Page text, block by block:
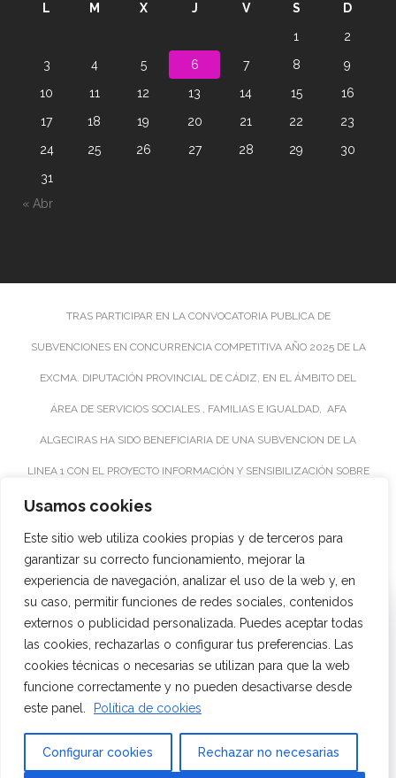
Usamos cookies
Este sitio web utiliza cookies propias y de terceros para
garantizar su correcto funcionamiento, mejorar la
experiencia de navegación, analizar el uso de la web y, en
su caso, permitir funciones de redes sociales, contenidos
externos o publicidad personalizada. Puedes aceptar todas
las cookies, rechazarlas o configurar tus preferencias. Las
cookies técnicas o necesarias se utilizan para que la web
funcione correctamente y no pueden desactivarse desde
este panel.
Política de cookies
Configurar cookies Rechazar no necesarias
L M X J V S
D
1
2
3
4 5 6 7 8
9
10
11 12 13 14 15
16
17
18 19 20 21 22
23
24
25 26 27 28 29
30
31
« Abr
TRAS PARTICIPAR EN LA CONVOCATORIA PUBLICA DE
SUBVENCIONES EN CONCURRENCIA COMPETITIVA AÑO 2025 DE LA
EXCMA. DIPUTACIÓN PROVINCIAL DE CÁDIZ, EN EL ÁMBITO DEL
ÁREA DE SERVICIOS SOCIALES , FAMILIAS E IGUALDAD, AFA
ALGECIRAS HA SIDO BENEFICIARIA DE UNA SUBVENCION DE LA
LINEA 1 CON EL PROYECTO INFORMACIÓN Y SENSIBILIZACIÓN SOBRE
ALZHEIMER , Y UNA SUBVENCIÓN DE LA LINEA 2: PROYECTOS DE
INTERVENCION SOCIAL PARA EL DESARROLLO DEL PROYECTO
“EQUIPAMIENTO DE SALAS DE TERAPIA PARA ENFERMOS DE
ALZHEIMER” PARA EL CENTRO UNIDAD DE ESTANCIA DIURNA PARA
PERSONAS MAYORES DE AFA ALGECIRAS.
AMBOS PROTECTOS SUPONEN UNA APORTACIÓN VALIOSÍSIMA EN EL
ACTUACIONES POR PARTE DE LOS ORGANISMOS PÚBLICOS
Utilizamos cookies propias y de terceros para garantizar el
funcionamiento de la web, medir su uso y mejorar nuestros
servicios. Puede aceptar todas las cookies, rechazar las no
necesarias o configurar sus preferencias.
Aceptar todo
Rechazar
Política de cookies
Utilizamos cookies propias y de terceros para mejorar la
experiencia de navegación, y ofrecer contenidos y publicidad